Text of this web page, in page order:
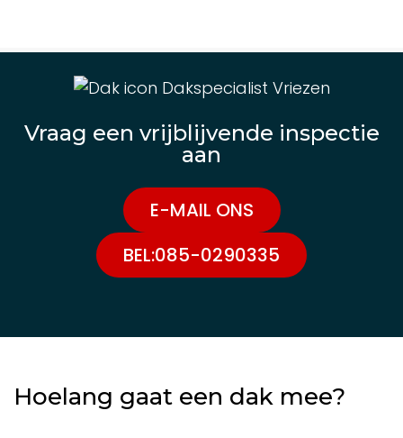
Vraag een vrijblijvende inspectie
aan
E-MAIL ONS
BEL:085-0290335
Hoelang gaat een dak mee?